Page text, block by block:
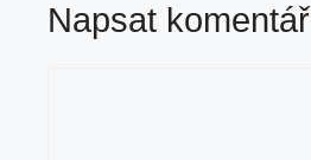
Napsat komentář